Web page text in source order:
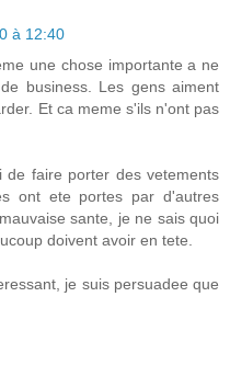
à 12:40
une chose importante a ne
business. Les gens aiment
Et ca meme s'ils n'ont pas
de faire porter des vetements
ont ete portes par d'autres
sante, je ne sais quoi
doivent avoir en tete.
je suis persuadee que